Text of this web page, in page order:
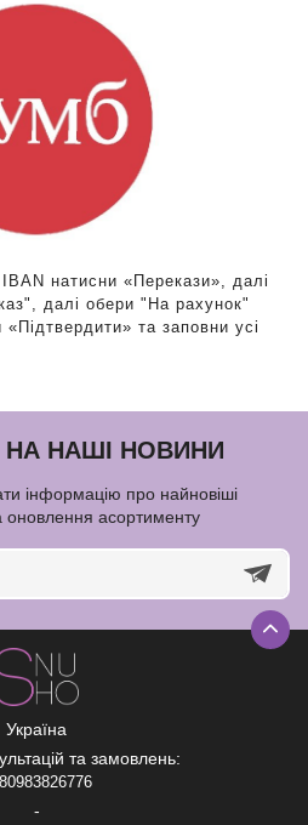
натисни «Перекази», далі
далі обери "На рахунок"
та заповни усі
НАШІ НОВИНИ
інформацію про найновіші
оновлення асортименту
Україна
та замовлень:
-